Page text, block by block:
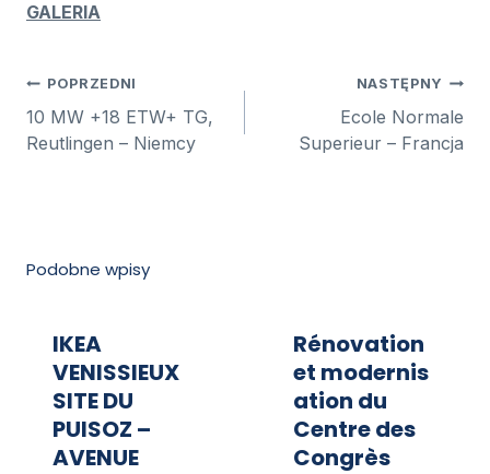
GALERIA
Nawigacja
wpisu
POPRZEDNI
10 MW +18 ETW+ TG,
Reutlingen – Niemcy
NASTĘPNY
Ecole Normale
Superieur – Francja
Podobne wpisy
IKEA
VENISSIEUX
SITE DU
PUISOZ –
AVENUE
Rénovation
et modernis
ation du
Centre des
Congrès